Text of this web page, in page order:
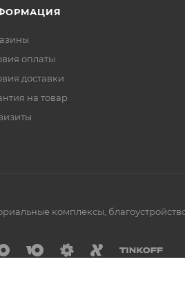
оплаты
доставки
на товар
комплексы,